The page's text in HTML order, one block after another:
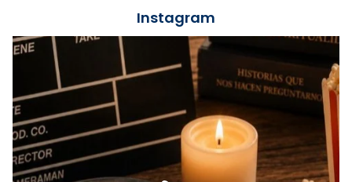
Recupera l'entrevista comp
Vatican
tican News 👇
www.vaticannews.va/es/iglesia/news/2026-
07/carmina-historia-depresion-papa-viaje-
espana-testimoni...
Foto
Instagram